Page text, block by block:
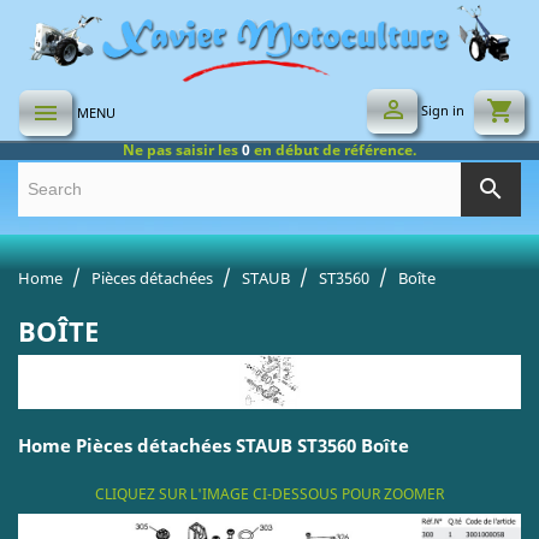
 MENU shopping_cart
 Sign in
search
Ne pas saisir les0en début de référence.
Home Pièces détachées STAUB ST3560 Boîte
BOÎTE
Home Pièces détachées STAUB ST3560 Boîte
CLIQUEZ SUR L'IMAGE CI-DESSOUS POUR ZOOMER